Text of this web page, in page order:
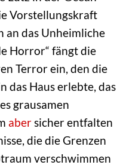
Vorstellungskraft
an das Unheimliche
Horror“ fängt die
Terror ein, den die
das Haus erlebte, das
grausamen
abersicher entfalten
die die Grenzen
verschwimmen